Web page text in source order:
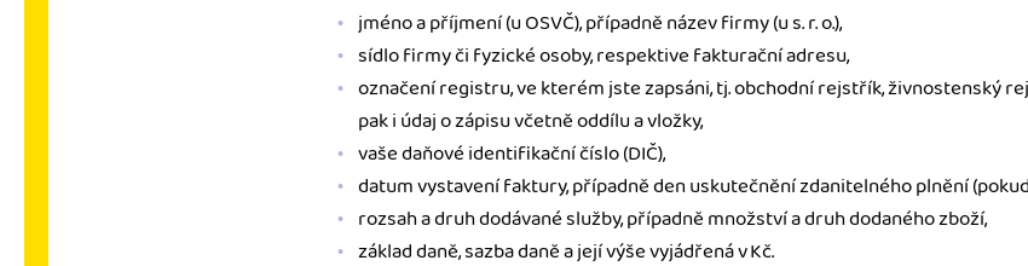
jméno a příjmení (u OSVČ), případně název firmy (u s. r. o.),
sídlo firmy či fyzické osoby, respektive fakturační adresu,
označení registru, ve kterém jste zapsáni, tj. obchodní rejstřík, živnostenský
pak i údaj o zápisu včetně oddílu a vložky,
vaše daňové identifikační číslo (DIČ),
datum vystavení faktury, případně den uskutečnění zdanitelného plnění
rozsah a druh dodávané služby, případně množství a druh dodaného zboží,
základ daně, sazba daně a její výše vyjádřená v Kč.